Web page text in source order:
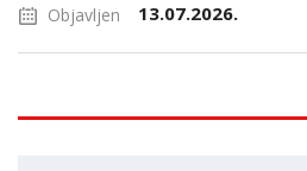
Objavljen 13.07.2026.